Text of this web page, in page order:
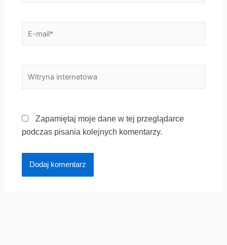
Zapamiętaj moje dane w tej przeglądarce
podczas pisania kolejnych komentarzy.